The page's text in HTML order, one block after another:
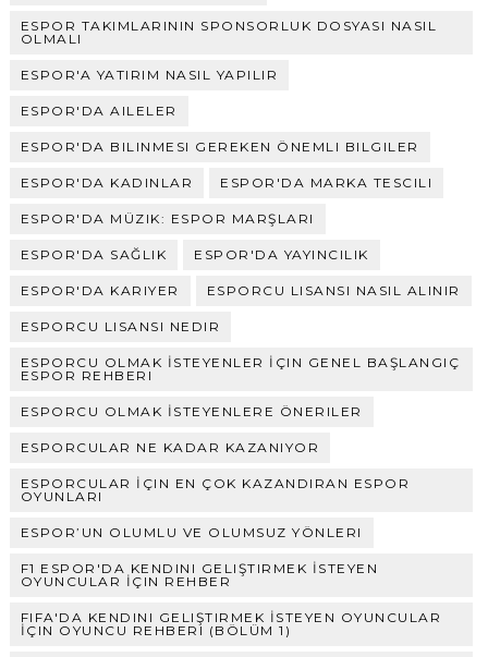
ESPOR TAKIMLARININ SPONSORLUK DOSYASI NASIL
OLMALI
ESPOR'A YATIRIM NASIL YAPILIR
ESPOR'DA AILELER
ESPOR'DA BILINMESI GEREKEN ÖNEMLI BILGILER
ESPOR'DA KADINLAR ESPOR'DA MARKA TESCILI
ESPOR'DA MÜZIK: ESPOR MARŞLARI
ESPOR'DA SAĞLIK ESPOR'DA YAYINCILIK
ESPOR'DA KARIYER ESPORCU LISANSI NASIL ALINIR
ESPORCU LISANSI NEDIR
ESPORCU OLMAK İSTEYENLER İÇIN GENEL BAŞLANGIÇ
ESPOR REHBERI
ESPORCU OLMAK İSTEYENLERE ÖNERILER
ESPORCULAR NE KADAR KAZANIYOR
ESPORCULAR İÇIN EN ÇOK KAZANDIRAN ESPOR
OYUNLARI
ESPOR’UN OLUMLU VE OLUMSUZ YÖNLERI
F1 ESPOR'DA KENDINI GELIŞTIRMEK İSTEYEN
OYUNCULAR İÇIN REHBER
FIFA'DA KENDINI GELIŞTIRMEK İSTEYEN OYUNCULAR
İÇIN OYUNCU REHBERI (BÖLÜM 1)